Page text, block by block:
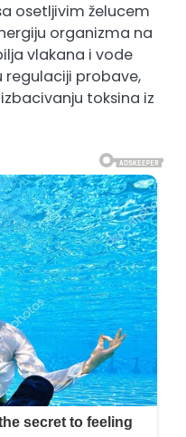
osetljivim želucem
organizma na
vlakana i vode
regulaciji probave,
toksina iz